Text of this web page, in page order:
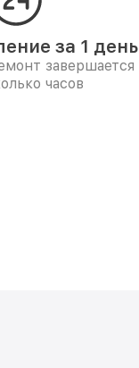
за 1 день
завершается
часов